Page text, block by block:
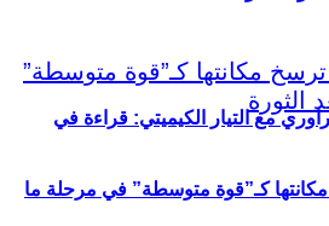
مع التيار الكيميتي: قراءة في
كـ”قوة متوسطة” في مرحلة ما